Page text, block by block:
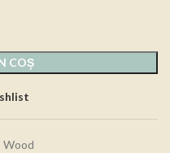
COȘ
Wood